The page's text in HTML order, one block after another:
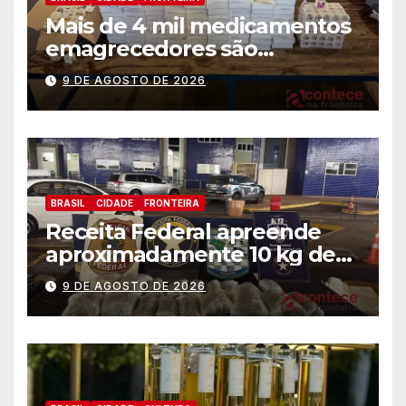
Mais de 4 mil medicamentos
emagrecedores são
apreendidos pela Receita
Federal
9 DE AGOSTO DE 2026
BRASIL CIDADE FRONTEIRA
Receita Federal apreende
aproximadamente 10 kg de
substância análoga ao
capulho
9 DE AGOSTO DE 2026